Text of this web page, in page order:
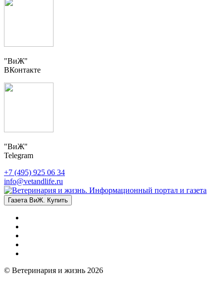
"ВиЖ"
ВКонтакте
"ВиЖ"
Telegram
+7 (495) 925 06 34
info@vetandlife.ru
Газета ВиЖ. Купить
© Ветеринария и жизнь 2026